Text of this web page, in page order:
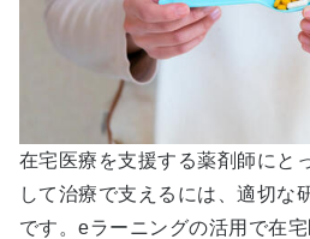
在宅医療を支援する薬剤師にと
して治療で支えるには、適切な
です。eラーニングの活用で在